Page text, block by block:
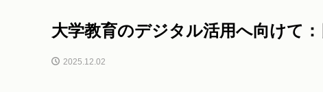
大学教育のデジタル活用へ向けて
2025.12.02